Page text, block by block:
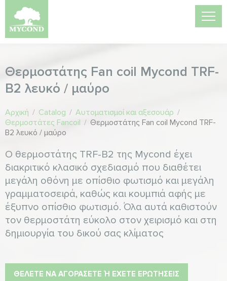
Θερμοστάτης Fan coil Mycond TRF-
B2 λευκό / μαύρο
Αρχική / Catalog / Αυτοματισμοί και αξεσουάρ /
Θερμοστάτες Fancoil / Θερμοστάτης Fan coil Mycond TRF-
B2 λευκό / μαύρο
Ο θερμοστάτης TRF-B2 της Mycond έχει
διακριτικό κλασικό σχεδιασμό που διαθέτει
μεγάλη οθόνη με οπίσθιο φωτισμό και μεγάλη
γραμματοσειρά, καθώς και κουμπιά αφής με
έξυπνο οπίσθιο φωτισμό. Όλα αυτά καθιστούν
τον θερμοστάτη εύκολο στον χειρισμό και στη
δημιουργία του δικού σας κλίματος
ΘΈΛΕΤΕ ΝΑ ΑΓΟΡΆΣΕΤΕ Ή ΈΧΕΤΕ ΕΡΩΤΉΣΕΙΣ